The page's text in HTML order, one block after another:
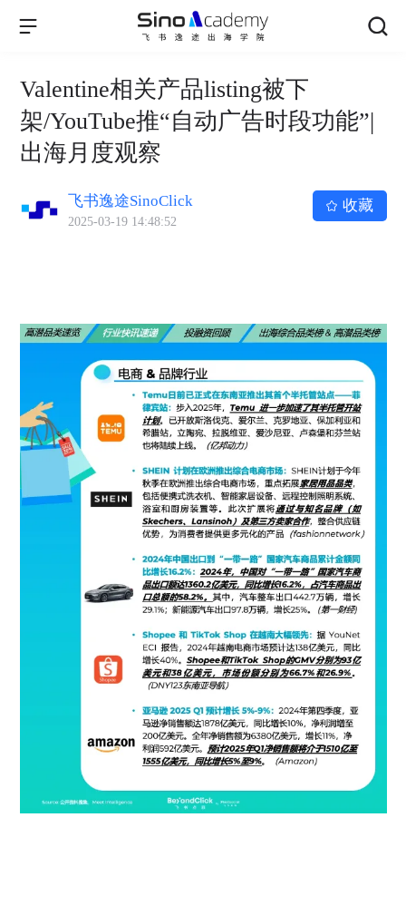
Valentine相关产品listing被下
架/YouTube推“自动广告时段功能”|
出海月度观察
飞书逸途SinoClick
2025-03-19 14:48:52
收藏